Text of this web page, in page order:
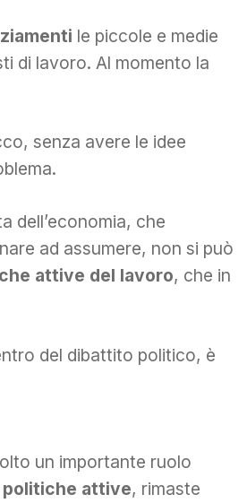
le piccole e medie
di lavoro. Al momento la
senza avere le idee
dell’economia, che
ad assumere, non si può
attive del lavoro, che in
del dibattito politico, è
un importante ruolo
politiche attive, rimaste